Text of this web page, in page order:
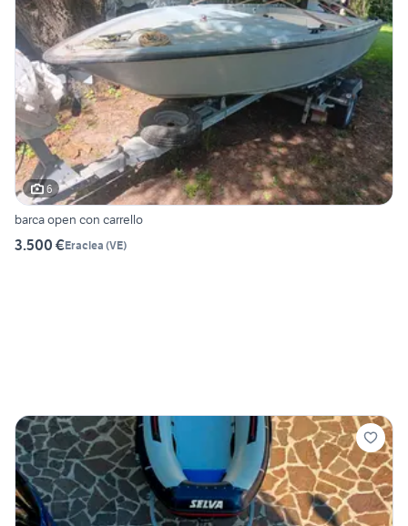
6
barca open con carrello
3.500 €Eraclea (VE)